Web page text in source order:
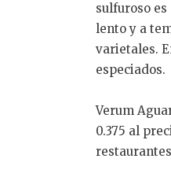
sulfuroso
lento y a
varietales.
especiados.
Verum
0.375 al